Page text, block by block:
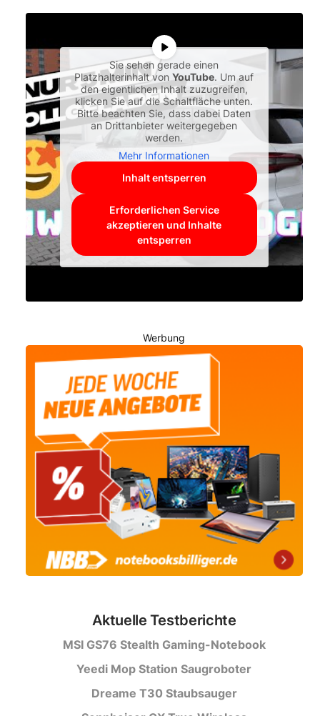
Sie sehen gerade einen
Platzhalterinhalt vonYouTube. Um auf
den eigentlichen Inhalt zuzugreifen,
klicken Sie auf die Schaltfläche unten.
Bitte beachten Sie, dass dabei Daten
an Drittanbieter weitergegeben
werden.
Mehr Informationen
Inhalt entsperren
Erforderlichen Service
akzeptieren und Inhalte
entsperren
Werbung
Aktuelle Testberichte
MSI GS76 Stealth Gaming-Notebook
Yeedi Mop Station Saugroboter
Dreame T30 Staubsauger